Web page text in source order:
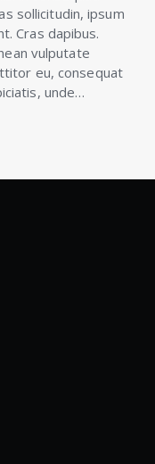
sollicitudin, ipsum
Cras dapibus.
vulputate
eu, consequat
unde…